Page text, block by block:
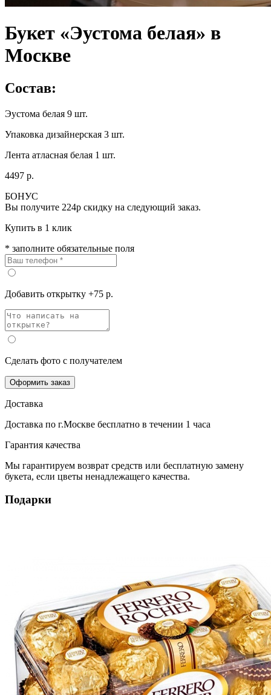
Букет «Эустома белая» в
Москве
Состав:
Эустома белая 9 шт.
Упаковка дизайнерская 3 шт.
Лента атласная белая 1 шт.
4497 р.
БОНУС
Вы получите 224р скидку на следующий заказ.
Купить в 1 клик
* заполните обязательные поля
Добавить открытку +75 р.
Сделать фото с получателем
Оформить заказ
Доставка
Доставка по г.Москве бесплатно в течении 1 часа
Гарантия качества
Мы гарантируем возврат средств или бесплатную замену
букета, если цветы ненадлежащего качества.
Подарки